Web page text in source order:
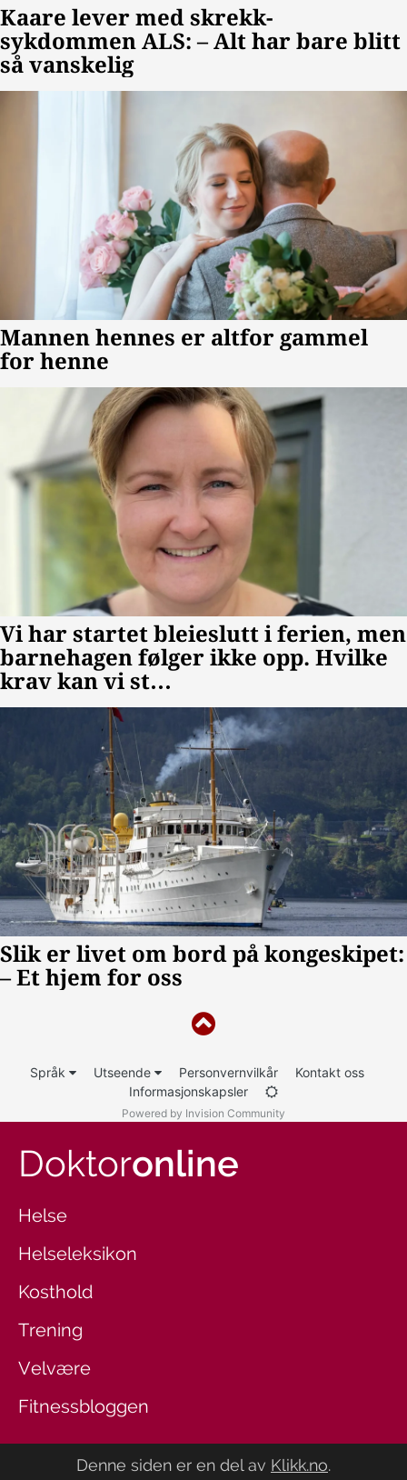
Språk Utseende Personvernvilkår
Kontakt oss
Informasjonskapsler
Powered by Invision Community
Doktoronline
Helse
Helseleksikon
Kosthold
Trening
Velvære
Fitnessbloggen
Denne siden er en del av Klikk.no.